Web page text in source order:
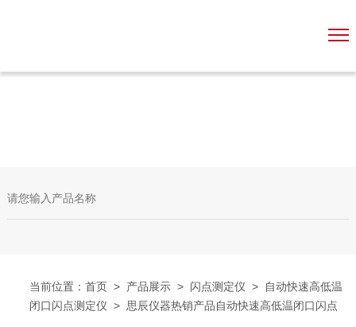
当前位置：首页 > 产品展示 > 闪点测定仪 > 自动快速高低温
闭口闪点测定仪 > 思辰仪器热销产品自动快速高低温闭口闪点